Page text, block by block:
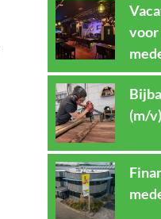
voor
(m/v)